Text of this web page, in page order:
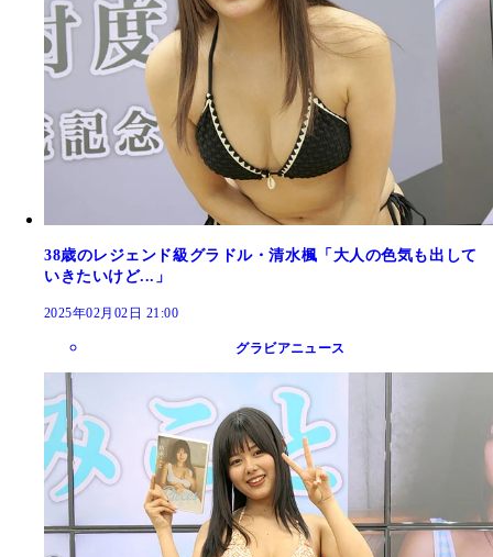
38歳のレジェンド級グラドル・清水楓「大人の色気も出して
いきたいけど...」
2025年02月02日 21:00
グラビアニュース